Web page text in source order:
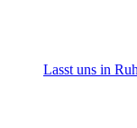
Lasst uns in